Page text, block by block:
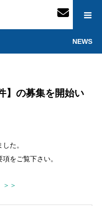
NEWS
】の募集を開始い
た。
をご覧下さい。
＞